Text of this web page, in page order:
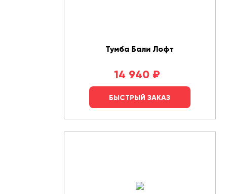
Тумба Бали Лофт
14 940 ₽
БЫСТРЫЙ ЗАКАЗ